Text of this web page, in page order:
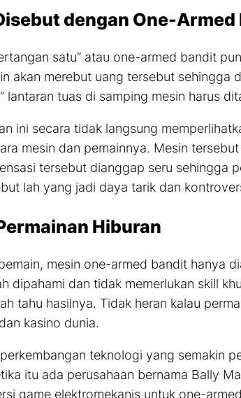
dengan One-Armed
satu” atau one-armed bandit
akan merebut uang tersebut sehingga
lantaran tuas di samping mesin harus
ini secara tidak langsung
mesin dan pemainnya. Mesin
tersebut dianggap seru sehingga
lah yang jadi daya tarik dan
Hiburan
mesin one-armed bandit hanya
dipahami dan tidak memerlukan skill
tahu hasilnya. Tidak heran kalau
kasino dunia.
teknologi yang semakin
itu ada perusahaan bernama Bally
gameelektromekanis untuk one-armed